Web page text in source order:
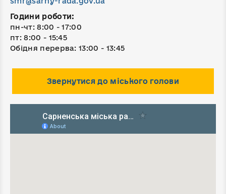
Години роботи:
пн-чт: 8:00 - 17:00
пт: 8:00 - 15:45
Обідня перерва: 13:00 - 13:45
Звернутися до міського голови